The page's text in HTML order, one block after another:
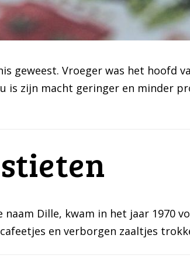
geweest. Vroeger was het hoofd
is zijn macht geringer en minder
naam Dille, kwam in het jaar 1970
en verborgen zaaltjes